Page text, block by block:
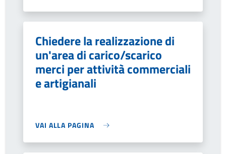
Chiedere la realizzazione di
un'area di carico/scarico
merci per attività commerciali
e artigianali
VAI ALLA PAGINA